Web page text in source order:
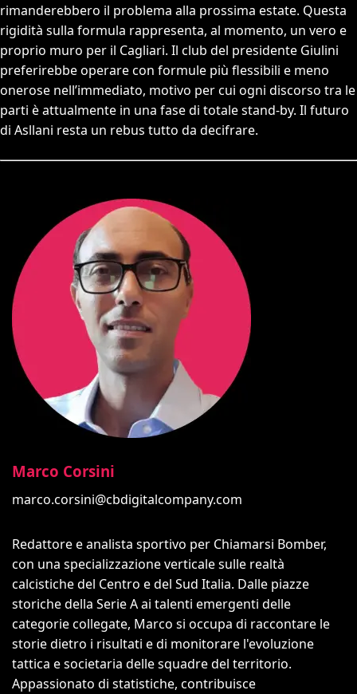
rimanderebbero il problema alla prossima estate. Questa
rigidità sulla formula rappresenta, al momento, un vero e
proprio muro per il Cagliari. Il club del presidente Giulini
preferirebbe operare con formule più flessibili e meno
onerose nell’immediato, motivo per cui ogni discorso tra le
parti è attualmente in una fase di totale stand-by. Il futuro
di Asllani resta un rebus tutto da decifrare.
Marco Corsini
marco.corsini@cbdigitalcompany.com
Redattore e analista sportivo per Chiamarsi Bomber,
con una specializzazione verticale sulle realtà
calcistiche del Centro e del Sud Italia. Dalle piazze
storiche della Serie A ai talenti emergenti delle
categorie collegate, Marco si occupa di raccontare le
storie dietro i risultati e di monitorare l'evoluzione
tattica e societaria delle squadre del territorio.
Appassionato di statistiche, contribuisce